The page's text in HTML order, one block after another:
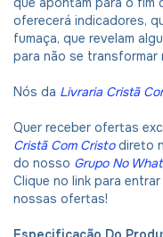
oferecerá indicadores,
fumaça, que revelam
para não se transformar
Nós da Livraria Cristã
Quer receber ofertas
Cristã Com Cristodireto
do nosso Grupo No
Clique no link para
nossas ofertas!